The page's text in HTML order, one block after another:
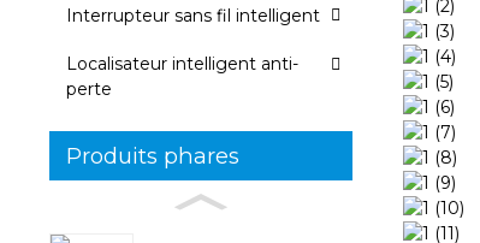
Interrupteur sans fil intelligent
Localisateur intelligent anti-
perte
Produits phares